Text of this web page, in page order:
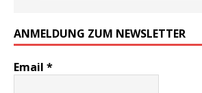
ANMELDUNG ZUM NEWSLETTER
Email *